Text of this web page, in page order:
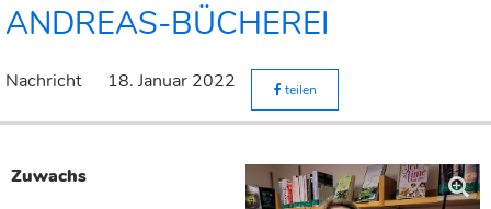
ANDREAS-BÜCHEREI
Nachricht 18. Januar 2022 teilen
Zuwachs